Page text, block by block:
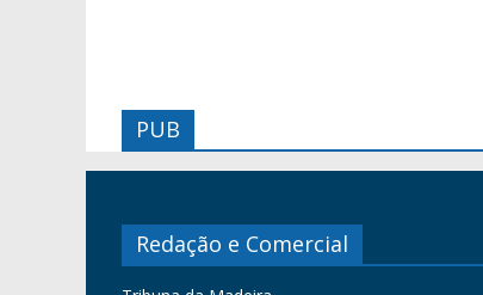
PUB
Redação e Comercial